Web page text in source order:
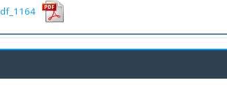
1164_new2.pdf